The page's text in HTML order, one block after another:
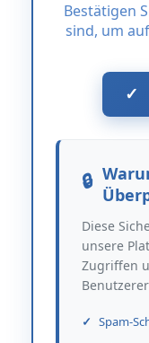
Bestätigen
sind, um
✓
Diese
unsere
Zugriffen
Spam-